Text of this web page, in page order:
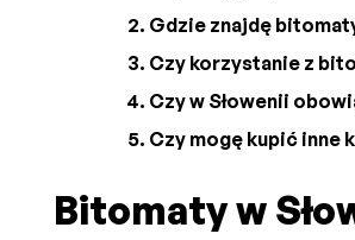
Gdzie znajdę
Czy korzystanie z
Czy w Słowenii
Czy mogę kupić inne
Bitomaty w